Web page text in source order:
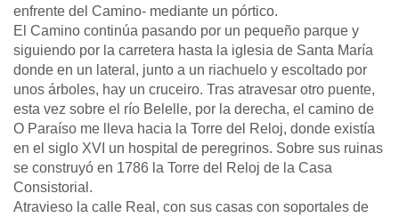
enfrente del Camino- mediante un pórtico.
El Camino continúa pasando por un pequeño parque y
siguiendo por la carretera hasta la iglesia de Santa María
donde en un lateral, junto a un riachuelo y escoltado por
unos árboles, hay un cruceiro. Tras atravesar otro puente,
esta vez sobre el río Belelle, por la derecha, el camino de
O Paraíso me lleva hacia la Torre del Reloj, donde existía
en el siglo XVI un hospital de peregrinos. Sobre sus ruinas
se construyó en 1786 la Torre del Reloj de la Casa
Consistorial.
Atravieso la calle Real, con sus casas con soportales de